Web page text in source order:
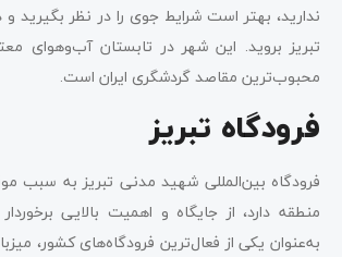
ندارید، بهتر است شرایط جوی را در نظر بگیرید
تبریز بروید. این شهر در تابستان آب‌وهوای
محبوب‌ترین مقاصد گردشگری ایران است.
فرودگاه تبریز
فرودگاه بین‌المللی شهید مدنی تبریز به سبب
منطقه دارد، از جایگاه و اهمیت بالایی
به‌عنوان یکی از فعال‌ترین فرودگاه‌های کشور،